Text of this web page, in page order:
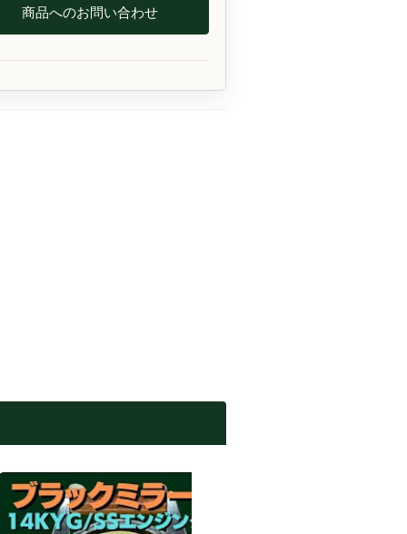
商品へのお問い合わせ